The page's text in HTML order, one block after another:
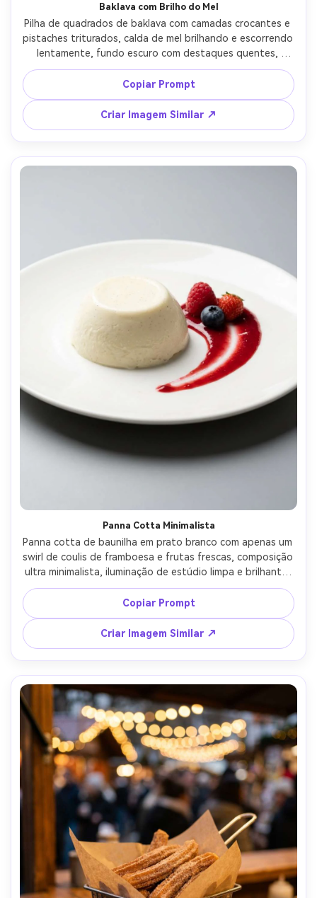
Baklava com Brilho do Mel
Pilha de quadrados de baklava com camadas crocantes e
pistaches triturados, calda de mel brilhando e escorrendo
lentamente, fundo escuro com destaques quentes,
fotografado com Canon EOS R6, 85mm, f/2.2, composição
cerrada, iluminação cinematográfica de chiaroscuro,
textura ultra-realista de confeitaria e bordas nítidas --ar
4:5
Copiar Prompt
Criar Imagem Similar ↗
Panna Cotta Minimalista
Panna cotta de baunilha em prato branco com apenas um
swirl de coulis de framboesa e frutas frescas, composição
ultra minimalista, iluminação de estúdio limpa e brilhante,
sombra suave sob a sobremesa, fotografado com Sony
A7IV, 85mm, f/6.3, empratamento premium de restaurante,
textura cremosa fotorrealista, gradação de cor neutra --
ar 4:5
Copiar Prompt
Criar Imagem Similar ↗